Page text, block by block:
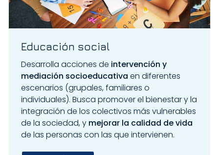
Educación social
Desarrolla acciones de intervención y
mediación socioeducativa en diferentes
escenarios (grupales, familiares o
individuales). Busca promover el bienestar y la
integración de los colectivos más vulnerables
de la sociedad, y mejorar la calidad de vida
de las personas con las que intervienen.